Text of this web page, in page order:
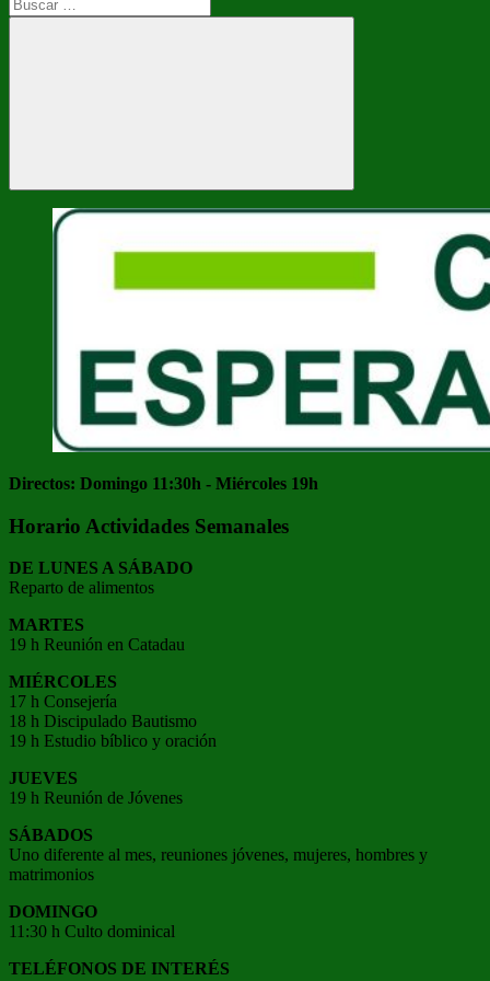
Buscar
Directos: Domingo 11:30h - Miércoles 19h
Horario Actividades Semanales
DE LUNES A SÁBADO
Reparto de alimentos
MARTES
19 h Reunión en Catadau
MIÉRCOLES
17 h Consejería
18 h Discipulado Bautismo
19 h Estudio bíblico y oración
JUEVES
19 h Reunión de Jóvenes
SÁBADOS
Uno diferente al mes, reuniones jóvenes, mujeres, hombres y
matrimonios
DOMINGO
11:30 h Culto dominical
TELÉFONOS DE INTERÉS